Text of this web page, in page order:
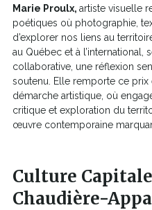
Marie Proulx, artiste visuelle
poétiques où photographie,
d’explorer nos liens au
au Québec et à
collaborative, une réflexion
soutenu. Elle remporte ce prix
démarche artistique, où
critique et exploration du
œuvre contemporaine
Culture
Chaudière-